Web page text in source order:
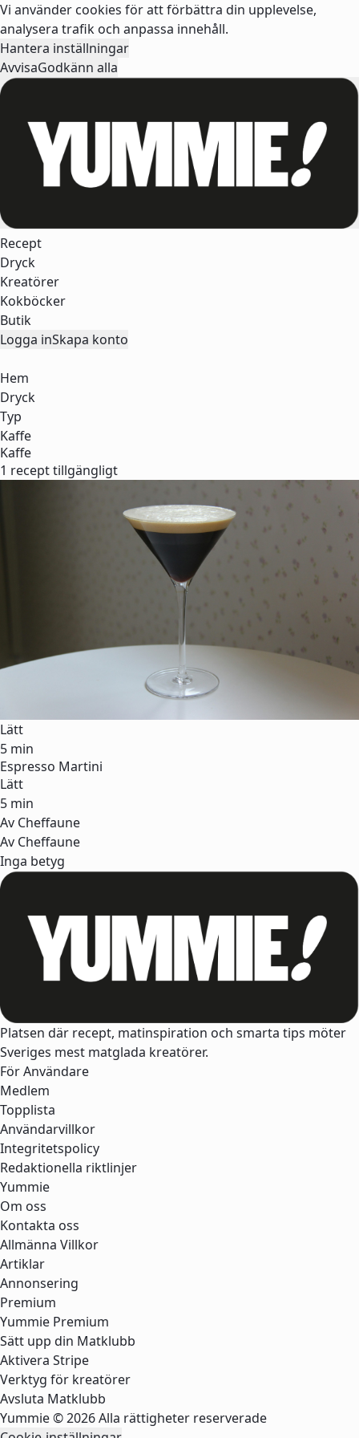
Vi använder cookies för att förbättra din upplevelse,
analysera trafik och anpassa innehåll.
Hantera inställningar
AvvisaGodkänn alla
Recept
Dryck
Kreatörer
Kokböcker
Butik
Logga inSkapa konto
Hem
Dryck
Typ
Kaffe
Kaffe
1 recept tillgängligt
Lätt
5 min
Espresso Martini
Lätt
5 min
Av Cheffaune
Av Cheffaune
Inga betyg
Platsen där recept, matinspiration och smarta tips möter
Sveriges mest matglada kreatörer.
För Användare
Medlem
Topplista
Användarvillkor
Integritetspolicy
Redaktionella riktlinjer
Yummie
Om oss
Kontakta oss
Allmänna Villkor
Artiklar
Annonsering
Premium
Yummie Premium
Sätt upp din Matklubb
Aktivera Stripe
Verktyg för kreatörer
Avsluta Matklubb
Yummie © 2026 Alla rättigheter reserverade